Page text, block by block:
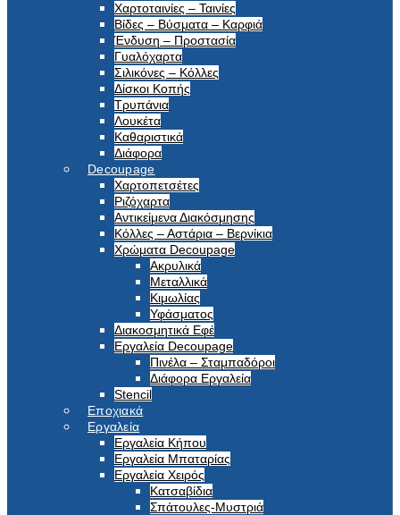
Χαρτοταινίες – Ταινίες
Βίδες – Βύσματα – Καρφιά
Ένδυση – Προστασία
Γυαλόχαρτα
Σιλικόνες – Κόλλες
Δίσκοι Κοπής
Τρυπάνια
Λουκέτα
Καθαριστικά
Διάφορα
Decoupage
Χαρτοπετσέτες
Ριζόχαρτα
Αντικείμενα Διακόσμησης
Κόλλες – Αστάρια – Βερνίκια
Χρώματα Decoupage
Ακρυλικά
Μεταλλικά
Κιμωλίας
Υφάσματος
Διακοσμητικά Εφέ
Εργαλεία Decoupage
Πινέλα – Σταμπαδόροι
Διάφορα Εργαλεία
Stencil
Εποχιακά
Εργαλεία
Εργαλεία Κήπου
Εργαλεία Μπαταρίας
Εργαλεία Χειρός
Κατσαβίδια
Σπάτουλες-Μυστριά